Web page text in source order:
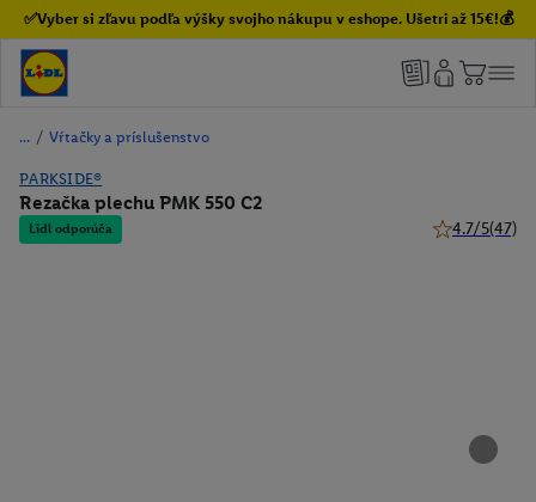
✅Vyber si zľavu podľa výšky svojho nákupu v eshope. Ušetri až 15€!💰
/ Vŕtačky a príslušenstvo
PARKSIDE®
Rezačka plechu PMK 550 C2
Lidl odporúča 4.7/5(47)